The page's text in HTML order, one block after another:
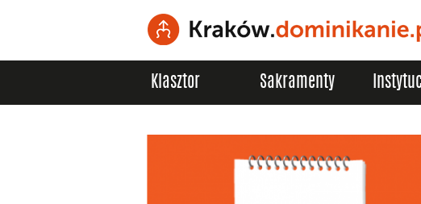
Klasztor Sakramenty